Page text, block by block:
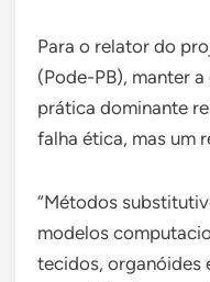
Para o relator do
(Pode-PB), manter
prática dominante
falha ética, mas um
“Métodos
modelos
tecidos, organóides